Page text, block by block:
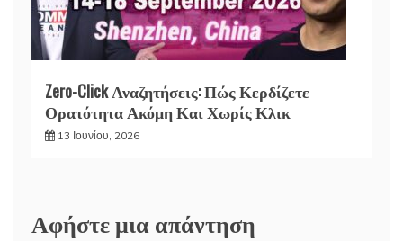
Zero-Click Αναζητήσεις: Πώς Κερδίζετε
Ορατότητα Ακόμη Και Χωρίς Κλικ
13 Ιουνίου, 2026
Αφήστε μια απάντηση